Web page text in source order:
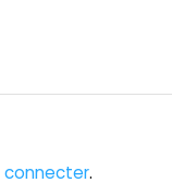
connecter.